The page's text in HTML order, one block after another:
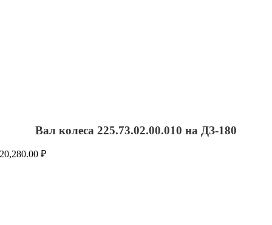
Вал колеса 225.73.02.00.010 на ДЗ-180
20,280.00₽